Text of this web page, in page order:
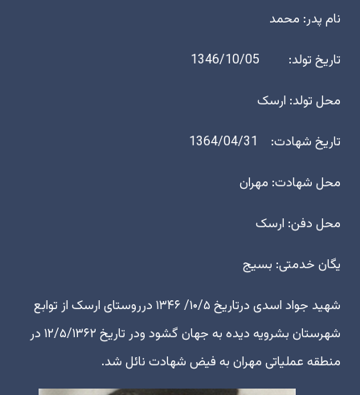
نام پدر: محمد
تاریخ تولد: 1346/10/05
محل تولد: ارسک
تاریخ شهادت: 1364/04/31
محل شهادت: مهران
محل دفن: ارسک
یگان خدمتی: بسیج
شهید جواد اسدی درتاریخ ۱۰/۵/ ۱۳۴۶ درروستای ارسک از توابع
شهرستان بشرویه دیده به جهان گشود ودر تاریخ ۱۲/۵/۱۳۶۲ در
منطقه عملیاتی مهران به فیض شهادت نائل شد.